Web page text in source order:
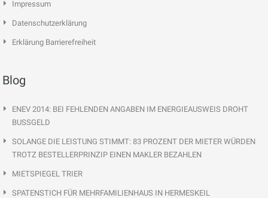
Impressum
Datenschutzerklärung
Erklärung Barrierefreiheit
Blog
ENEV 2014: BEI FEHLENDEN ANGABEN IM ENERGIEAUSWEIS DROHT
BUSSGELD
SOLANGE DIE LEISTUNG STIMMT: 83 PROZENT DER MIETER WÜRDEN
TROTZ BESTELLERPRINZIP EINEN MAKLER BEZAHLEN
MIETSPIEGEL TRIER
SPATENSTICH FÜR MEHRFAMILIENHAUS IN HERMESKEIL